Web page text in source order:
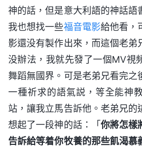
神的話，但是意大利語的神話語
我也想找一些福音電影給他看，
影還没有製作出來，而這個老弟
没辦法，我就先發了一個MV視
舞蹈無國界。可是老弟兄看完之
一種祈求的語氣説，等全能神
站，讓我立馬告訴他。老弟兄的
想起了一段神的話：「你將怎樣
告訴給等着你牧養的那些飢渴慕